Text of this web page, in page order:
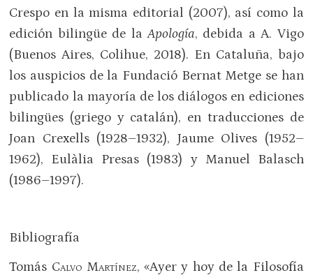
Crespo en la misma editorial (2007), así como la
edición bilingüe de laApología, debida a A. Vigo
(Buenos Aires, Colihue, 2018). En Cataluña, bajo
los auspicios de la Fundació Bernat Metge se han
publicado la mayoría de los diálogos en ediciones
bilingües (griego y catalán), en traducciones de
Joan Crexells (1928–1932), Jaume Olives (1952–
1962), Eulàlia Presas (1983) y Manuel Balasch
(1986–1997).
Bibliografía
Tomás Calvo Martínez, «Ayer y hoy de la Filosofía